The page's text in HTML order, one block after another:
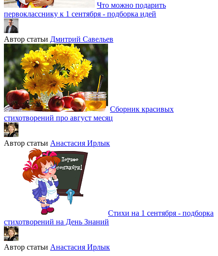
Что можно подарить
первокласснику к 1 сентября - подборка идей
Автор статьи Дмитрий Савельев
Сборник красивых
стихотворений про август месяц
Автор статьи Анастасия Ирлык
Стихи на 1 сентября - подборка
стихотворений на День Знаний
Автор статьи Анастасия Ирлык